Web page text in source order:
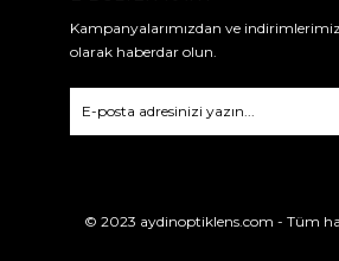
Kampanyalarımızdan ve
olarak haberdar olun.
© 2023 aydinoptiklens.com - Tüm